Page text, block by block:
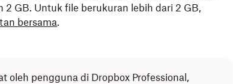
GB. Untuk file berukuran lebih dari 2 GB,
bersama.
oleh pengguna di Dropbox Professional,